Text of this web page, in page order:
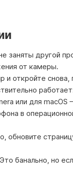
заняты другой
от камеры.
и откройте
или для
в
обновите
банально, но